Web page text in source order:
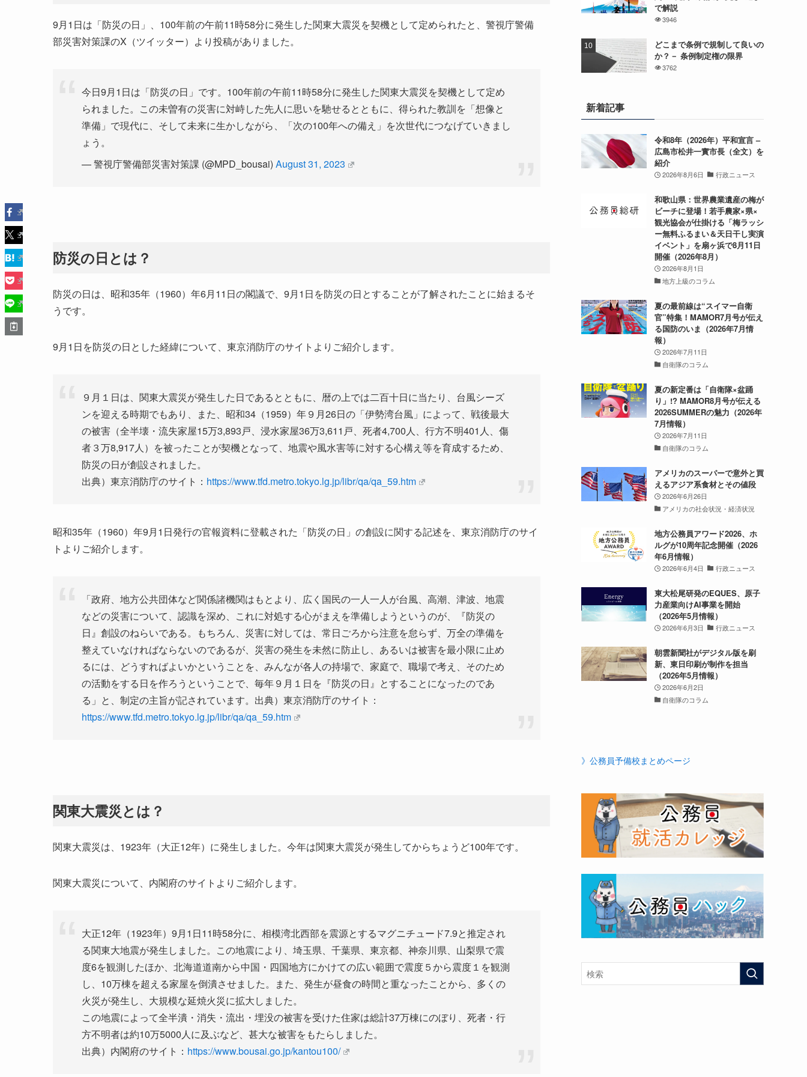
9月1日は「防災の日」、100年前の午前11時58分に発生した関東大震災を契機として定められたと、警視庁警備
部災害対策課のX（ツイッター）より投稿がありました。
今日9月1日は「防災の日」です。100年前の午前11時58分に発生した関東大震災を契機として定め
られました。この未曽有の災害に対峙した先人に思いを馳せるとともに、得られた教訓を「想像と
準備」で現代に、そして未来に生かしながら、「次の100年への備え」を次世代につなげていきまし
ょう。
— 警視庁警備部災害対策課 (@MPD_bousai) August 31, 2023
防災の日とは？
防災の日は、昭和35年（1960）年6月11日の閣議で、9月1日を防災の日とすることが了解されたことに始まるそ
うです。
9月1日を防災の日とした経緯について、東京消防庁のサイトよりご紹介します。
９月１日は、関東大震災が発生した日であるとともに、暦の上では二百十日に当たり、台風シーズ
ンを迎える時期でもあり、また、昭和34（1959）年９月26日の「伊勢湾台風」によって、戦後最大
の被害（全半壊・流失家屋15万3,893戸、浸水家屋36万3,611戸、死者4,700人、行方不明401人、傷
者３万8,917人）を被ったことが契機となって、地震や風水害等に対する心構え等を育成するため、
防災の日が創設されました。
出典）東京消防庁のサイト： https://www.tfd.metro.tokyo.lg.jp/libr/qa/qa_59.htm
昭和35年（1960）年9月1日発行の官報資料に登載された「防災の日」の創設に関する記述を、東京消防庁のサイ
トよりご紹介します。
「政府、地方公共団体など関係諸機関はもとより、広く国民の一人一人が台風、高潮、津波、地震
などの災害について、認識を深め、これに対処する心がまえを準備しようというのが、『防災の
日』創設のねらいである。もちろん、災害に対しては、常日ごろから注意を怠らず、万全の準備を
整えていなければならないのであるが、災害の発生を未然に防止し、あるいは被害を最小限に止め
るには、どうすればよいかということを、みんなが各人の持場で、家庭で、職場で考え、そのため
の活動をする日を作ろうということで、毎年９月１日を『防災の日』とすることになったのであ
る」と、制定の主旨が記されています。出典）東京消防庁のサイト：
https://www.tfd.metro.tokyo.lg.jp/libr/qa/qa_59.htm
関東大震災とは？
関東大震災は、1923年（大正12年）に発生しました。今年は関東大震災が発生してからちょうど100年です。
関東大震災について、内閣府のサイトよりご紹介します。
大正12年（1923年）9月1日11時58分に、相模湾北西部を震源とするマグニチュード7.9と推定され
る関東大地震が発生しました。この地震により、埼玉県、千葉県、東京都、神奈川県、山梨県で震
度6を観測したほか、北海道道南から中国・四国地方にかけての広い範囲で震度５から震度１を観測
し、10万棟を超える家屋を倒潰させました。また、発生が昼食の時間と重なったことから、多くの
火災が発生し、大規模な延焼火災に拡大しました。
この地震によって全半潰・消失・流出・埋没の被害を受けた住家は総計37万棟にのぼり、死者・行
方不明者は約10万5000人に及ぶなど、甚大な被害をもたらしました。
出典）内閣府のサイト： https://www.bousai.go.jp/kantou100/
で解説
3946
どこまで条例で規制して良いの
か？－ 条例制定権の限界
3762
新着記事
令和8年（2026年）平和宣言 –
広島市松井一實市長（全文）を
紹介
2026年8月6日 行政ニュース
和歌山県：世界農業遺産の梅が
ビーチに登場！若手農家×県×
観光協会が仕掛ける「梅ラッシ
ー無料ふるまい＆天日干し実演
イベント」を扇ヶ浜で8月11日
開催（2026年8月）
2026年8月1日
地方上級のコラム
夏の最前線は“スイマー自衛
官”特集！MAMOR7月号が伝え
る国防のいま（2026年7月情
報）
2026年7月11日
自衛隊のコラム
夏の新定番は「自衛隊×盆踊
り」!? MAMOR8月号が伝える
2026SUMMERの魅力（2026年
7月情報）
2026年7月11日
自衛隊のコラム
アメリカのスーパーで意外と買
えるアジア系食材とその値段
2026年6月26日
アメリカの社会状況・経済状況
地方公務員アワード2026、ホ
ルグが10周年記念開催（2026
年6月情報）
2026年6月4日 行政ニュース
東大松尾研発のEQUES、原子
力産業向けAI事業を開始
（2026年5月情報）
2026年6月3日 行政ニュース
朝雲新聞社がデジタル版を刷
新、東日印刷が制作を担当
（2026年5月情報）
2026年6月2日
自衛隊のコラム
》公務員予備校まとめページ